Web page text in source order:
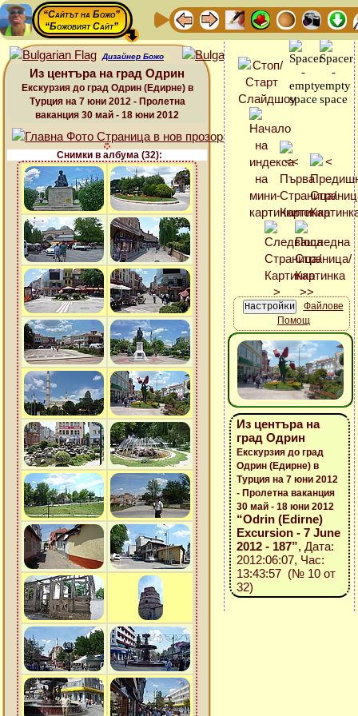
“Сайтът на Божо”
“Божовият Сайт”
Дизайнер Божо
Из центъра на град Одрин
Екскурзия до град Одрин (Едирне) в
Турция на 7 юни 2012 - Пролетна
ваканция 30 май - 18 юни 2012
Снимки в албума (32):
Файлове
Помощ
Из центъра на
град Одрин
Екскурзия до град
Одрин (Едирне) в
Турция на 7 юни 2012
- Пролетна ваканция
30 май - 18 юни 2012
“Odrin (Edirne)
Excursion - 7 June
2012 - 187”, Дата:
2012:06:07, Час:
13:43:57 (№ 10 от
32)